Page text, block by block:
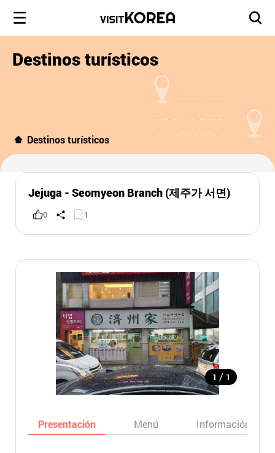
Destinos turísticos
Destinos turísticos
Jejuga - Seomyeon Branch (제주가 서면)
0 1
1 / 1
Presentación Menú Información